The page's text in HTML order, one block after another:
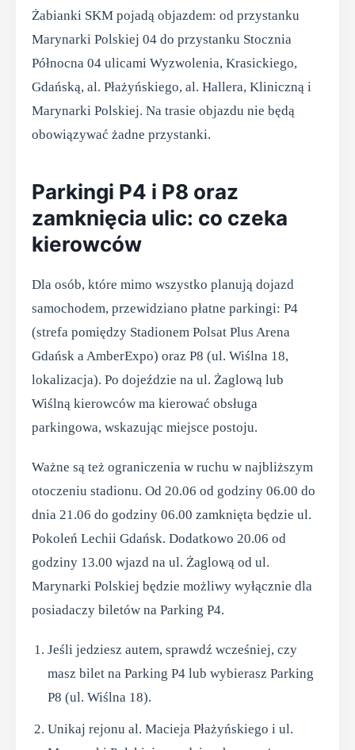
Żabianki SKM pojadą objazdem: od przystanku
Marynarki Polskiej 04 do przystanku Stocznia
Północna 04 ulicami Wyzwolenia, Krasickiego,
Gdańską, al. Płażyńskiego, al. Hallera, Kliniczną i
Marynarki Polskiej. Na trasie objazdu nie będą
obowiązywać żadne przystanki.
Parkingi P4 i P8 oraz
zamknięcia ulic: co czeka
kierowców
Dla osób, które mimo wszystko planują dojazd
samochodem, przewidziano płatne parkingi: P4
(strefa pomiędzy Stadionem Polsat Plus Arena
Gdańsk a AmberExpo) oraz P8 (ul. Wiślna 18,
lokalizacja). Po dojeździe na ul. Żaglową lub
Wiślną kierowców ma kierować obsługa
parkingowa, wskazując miejsce postoju.
Ważne są też ograniczenia w ruchu w najbliższym
otoczeniu stadionu. Od 20.06 od godziny 06.00 do
dnia 21.06 do godziny 06.00 zamknięta będzie ul.
Pokoleń Lechii Gdańsk. Dodatkowo 20.06 od
godziny 13.00 wjazd na ul. Żaglową od ul.
Marynarki Polskiej będzie możliwy wyłącznie dla
posiadaczy biletów na Parking P4.
Jeśli jedziesz autem, sprawdź wcześniej, czy
masz bilet na Parking P4 lub wybierasz Parking
P8 (ul. Wiślna 18).
Unikaj rejonu al. Macieja Płażyńskiego i ul.